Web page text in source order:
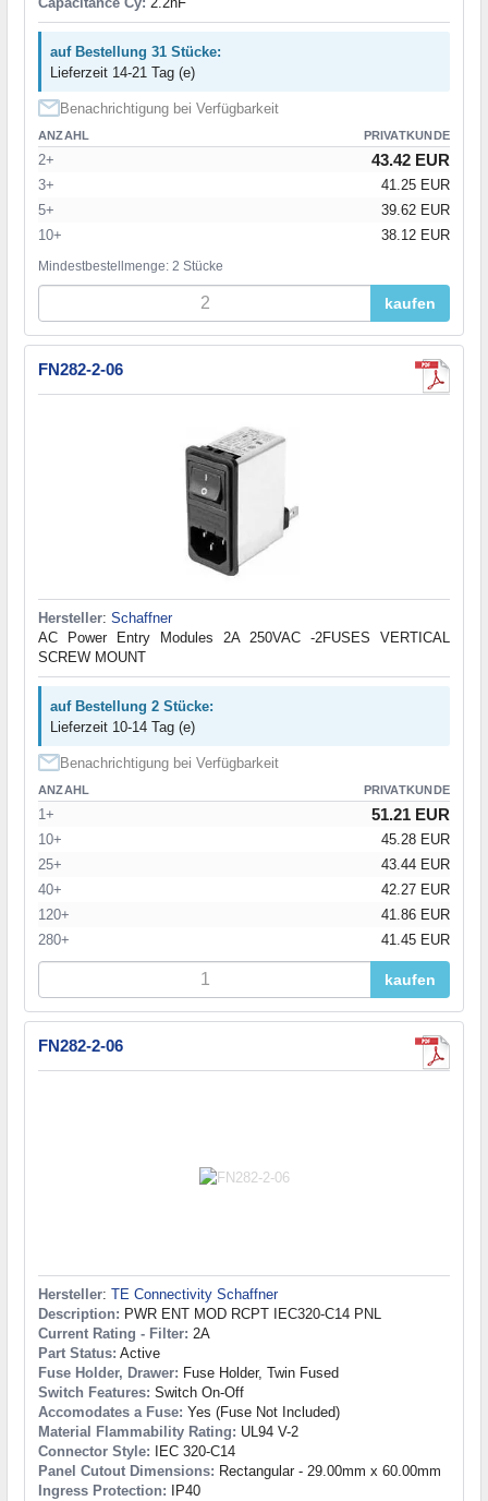
auf Bestellung 31 Stücke:
Lieferzeit 14-21 Tag (e)
Benachrichtigung bei Verfügbarkeit
ANZAHL PRIVATKUNDE
2+ 43.42 EUR
3+
41.25 EUR
5+
39.62 EUR
10+
38.12 EUR
Mindestbestellmenge: 2 Stücke
kaufen
FN282-2-06
Hersteller: Schaffner
AC Power Entry Modules 2A 250VAC -2FUSES VERTICAL
SCREW MOUNT
auf Bestellung 2 Stücke:
Lieferzeit 10-14 Tag (e)
Benachrichtigung bei Verfügbarkeit
ANZAHL PRIVATKUNDE
1+ 51.21 EUR
10+
45.28 EUR
25+
43.44 EUR
40+
42.27 EUR
120+
41.86 EUR
280+
41.45 EUR
kaufen
FN282-2-06
Hersteller: TE Connectivity Schaffner
Description: PWR ENT MOD RCPT IEC320-C14 PNL
Current Rating - Filter: 2A
Part Status: Active
Fuse Holder, Drawer: Fuse Holder, Twin Fused
Switch Features: Switch On-Off
Accomodates a Fuse: Yes (Fuse Not Included)
Material Flammability Rating: UL94 V-2
Connector Style: IEC 320-C14
Panel Cutout Dimensions: Rectangular - 29.00mm x 60.00mm
Ingress Protection: IP40